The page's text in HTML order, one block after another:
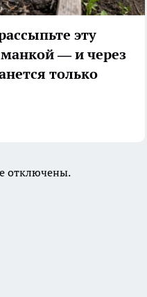
эту
манкой — и через
только
отключены.